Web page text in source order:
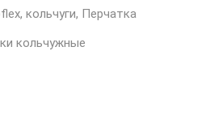
, кольчуги, Перчатка
кольчужные